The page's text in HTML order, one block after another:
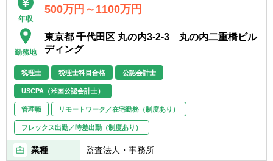
▽社員インタビューはこちら
ba
▽実際のバリューアップの様子
https://note.com/univis_group/n/n5fee3e6c23
19
【ポジションの魅力】
■経営のど真ん中に入る経験
⇒ 投資先企業に入り込み、経営会議・現場双
方に関与
年収
500万円～1100万円
勤務地
東京都 千代田区 丸の内3-2-3 丸の内二重橋ビル
ディング
税理士 税理士科目合格 公認会計士
USCPA（米国公認会計士）
管理職 リモートワーク／在宅勤務（制度あり）
フレックス出勤／時差出勤（制度あり）
業種 監査法人・事務所